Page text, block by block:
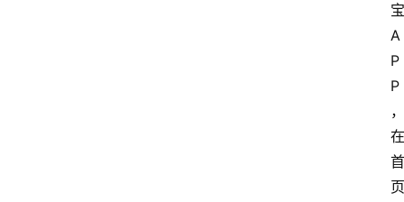
宝
A
P
P
，
在
首
页